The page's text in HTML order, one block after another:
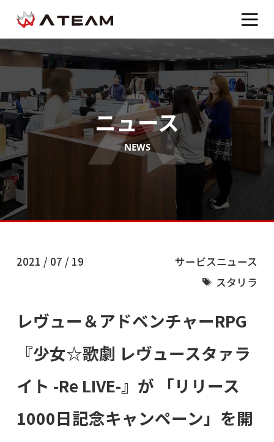
ニュース
NEWS
2021 / 07 / 19
サービスニュース
スタリラ
レヴュー＆アドベンチャーRPG
『少女☆歌劇 レヴュースタァラ
イト -Re LIVE-』が 「リリース
1000日記念キャンペーン」を開